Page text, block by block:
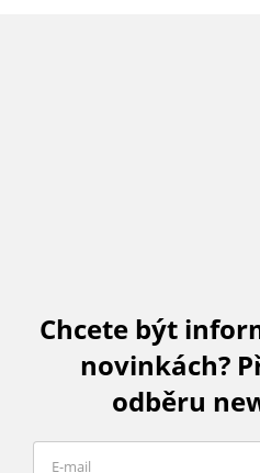
Chcete být
novinkách?
odběru